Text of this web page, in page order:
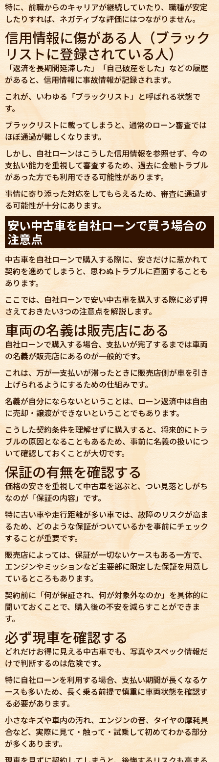
特に、前職からのキャリアが継続していたり、職種が安定
したりすれば、ネガティブな評価にはつながりません。
信用情報に傷がある人（ブラック
リストに登録されている人）
「返済を長期間延滞した」「自己破産をした」などの履歴
があると、信用情報に事故情報が記録されます。
これが、いわゆる「ブラックリスト」と呼ばれる状態で
す。
ブラックリストに載ってしまうと、通常のローン審査では
ほぼ通過が難しくなります。
しかし、自社ローンはこうした信用情報を参照せず、今の
支払い能力を重視して審査するため、過去に金融トラブル
があった方でも利用できる可能性があります。
事情に寄り添った対応をしてもらえるため、審査に通過す
る可能性が十分にあります。
安い中古車を自社ローンで買う場合の
注意点
中古車を自社ローンで購入する際に、安さだけに惹かれて
契約を進めてしまうと、思わぬトラブルに直面することも
あります。
ここでは、自社ローンで安い中古車を購入する際に必ず押
さえておきたい3つの注意点を解説します。
車両の名義は販売店にある
自社ローンで購入する場合、支払いが完了するまでは車両
の名義が販売店にあるのが一般的です。
これは、万が一支払いが滞ったときに販売店側が車を引き
上げられるようにするための仕組みです。
名義が自分にならないということは、ローン返済中は自由
に売却・譲渡ができないということでもあります。
こうした契約条件を理解せずに購入すると、将来的にトラ
ブルの原因となることもあるため、事前に名義の扱いにつ
いて確認しておくことが大切です。
保証の有無を確認する
価格の安さを重視して中古車を選ぶと、つい見落としがち
なのが「保証の内容」です。
特に古い車や走行距離が多い車では、故障のリスクが高ま
るため、どのような保証がついているかを事前にチェック
することが重要です。
販売店によっては、保証が一切ないケースもある一方で、
エンジンやミッションなど主要部に限定した保証を用意し
ているところもあります。
契約前に「何が保証され、何が対象外なのか」を具体的に
聞いておくことで、購入後の不安を減らすことができま
す。
必ず現車を確認する
どれだけお得に見える中古車でも、写真やスペック情報だ
けで判断するのは危険です。
特に自社ローンを利用する場合、支払い期間が長くなるケ
ースも多いため、長く乗る前提で慎重に車両状態を確認す
る必要があります。
小さなキズや車内の汚れ、エンジンの音、タイヤの摩耗具
合など、実際に見て・触って・試乗して初めてわかる部分
が多くあります。